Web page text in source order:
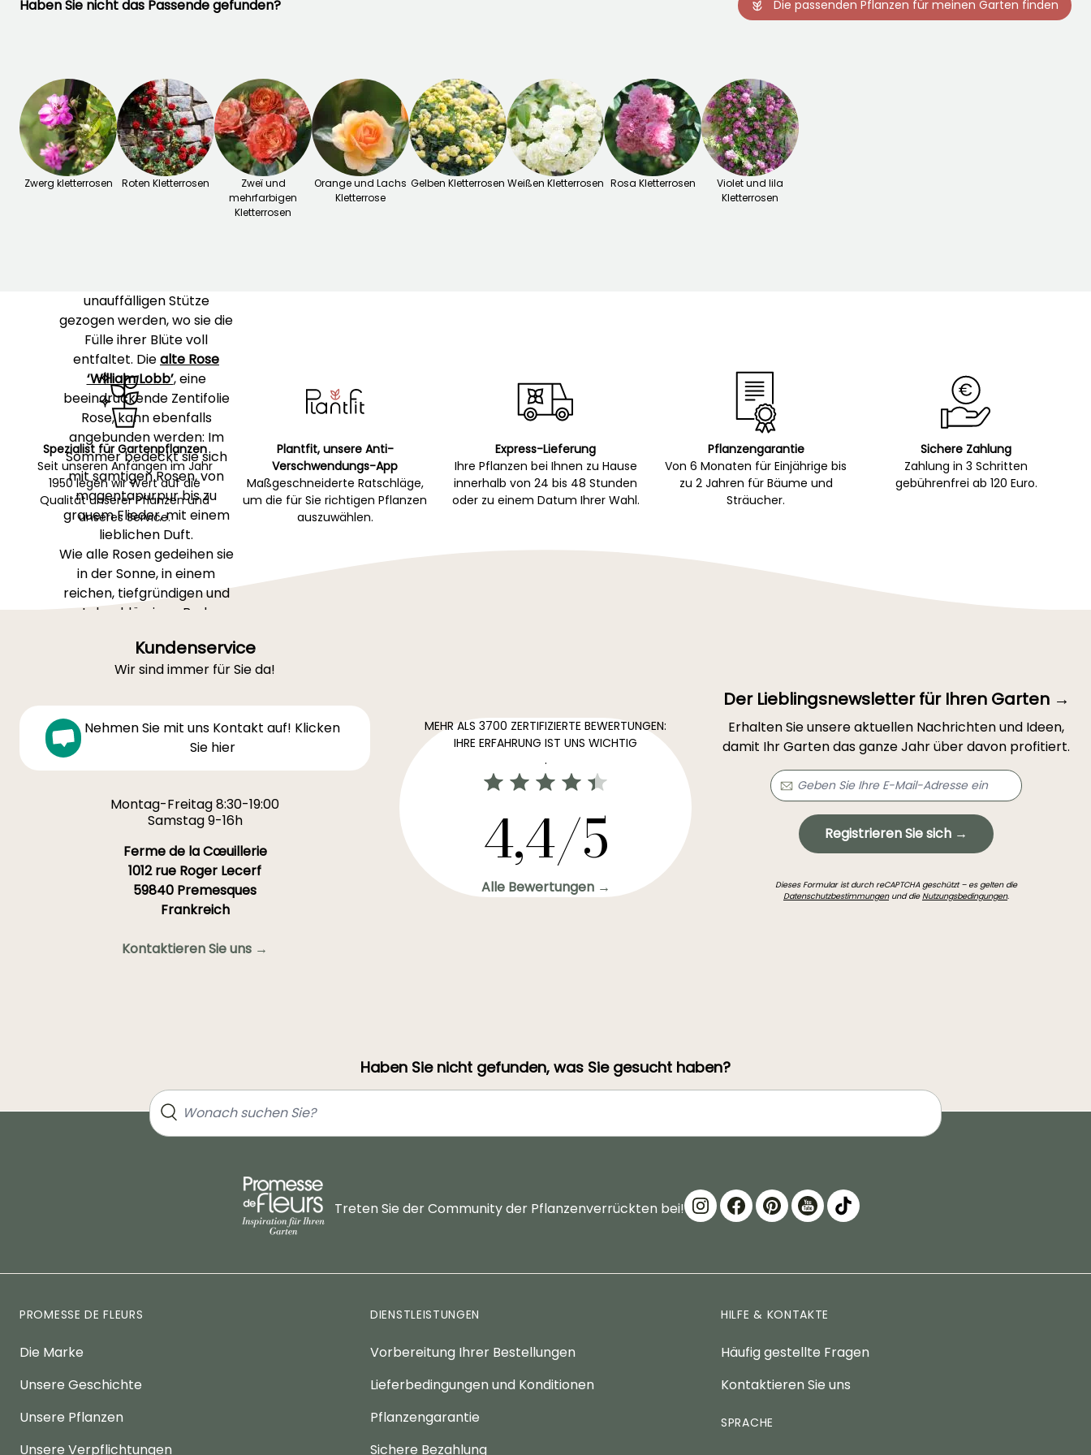
bedecken.‘Perennial Blue’
hervorbringt, die beim
Verblassen zu lavendelblau
werden. Die besonders
kräftigeRose ‘Rose
Synactif by Shiseido’bietet
große, stark gefüllte
Blumen in einem kräftigen
unauffälligen Stütze
gezogen werden, wo sie die
Fülle ihrer Blüte voll
entfaltet. Diealte Rose
‘William Lobb’, eine
beeindruckende Zentifolie
Rose, kann ebenfalls
angebunden werden: Im
Sommer bedeckt sie sich
mit samtigen Rosen, von
magentapurpur bis zu
grauem Flieder, mit einem
lieblichen Duft.
Wie alle Rosen gedeihen sie
in der Sonne, in einem
reichen, tiefgründigen und
gut durchlässigen Boden.
Triebe gleich nach der
Pflanzung an, um die Blüte
Nicht aufsteigende Sorten
werden nach der Blüte
geschnitten, während
aufsteigende Sorten durch
Sommer angeregt werden
können.
Für weitere Informationen
lesen Sie auch unser
ausführliches Dossier
"Rosen: Erfolgreiche
nackten Wurzeln".
Haben Sie nicht das Passende gefunden? Die passenden Pflanzen für meinen Garten finden
Zwerg kletterrosen Roten Kletterrosen
Zweï und
mehrfarbigen
Kletterrosen
Orange und Lachs
Kletterrose
Gelben Kletterrosen Weißen Kletterrosen Rosa Kletterrosen
Violet und lila
Kletterrosen
Spezialist für Gartenpflanzen
Seit unseren Anfängen im Jahr
1950 legen wir Wert auf die
Qualität unserer Pflanzen und
unseres Service.
Plantfit, unsere Anti-
Verschwendungs-App
Maßgeschneiderte Ratschläge,
um die für Sie richtigen Pflanzen
auszuwählen.
Express-Lieferung
Ihre Pflanzen bei Ihnen zu Hause
innerhalb von 24 bis 48 Stunden
oder zu einem Datum Ihrer Wahl.
Pflanzengarantie
Von 6 Monaten für Einjährige bis
zu 2 Jahren für Bäume und
Sträucher.
Sichere Zahlung
Zahlung in 3 Schritten
gebührenfrei ab 120 Euro.
Kundenservice
Wir sind immer für Sie da!
Nehmen Sie mit uns Kontakt auf! Klicken
Sie hier
Montag-Freitag 8:30-19:00
Samstag 9-16h
Ferme de la Cœuillerie
1012 rue Roger Lecerf
59840 Premesques
Frankreich
Kontaktieren Sie uns →
MEHR ALS 3700 ZERTIFIZIERTE BEWERTUNGEN:
IHRE ERFAHRUNG IST UNS WICHTIG
.
4,4/5
Alle Bewertungen →
Der Lieblingsnewsletter für Ihren Garten →
Erhalten Sie unsere aktuellen Nachrichten und Ideen,
damit Ihr Garten das ganze Jahr über davon profitiert.
Registrieren Sie sich →
Dieses Formular ist durch reCAPTCHA geschützt – es gelten die
Datenschutzbestimmungenund dieNutzungsbedingungen.
Haben Sie nicht gefunden, was Sie gesucht haben?
Treten Sie der Community der Pflanzenverrückten bei!
PROMESSE DE FLEURS
Die Marke
Unsere Geschichte
Unsere Pflanzen
Unsere Verpflichtungen
DIENSTLEISTUNGEN
Vorbereitung Ihrer Bestellungen
Lieferbedingungen und Konditionen
Pflanzengarantie
Sichere Bezahlung
HILFE & KONTAKTE
Häufig gestellte Fragen
Kontaktieren Sie uns
SPRACHE